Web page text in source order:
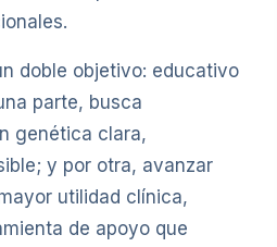
doble objetivo: educativo
parte, busca
genética clara,
y por otra, avanzar
utilidad clínica,
de apoyo que